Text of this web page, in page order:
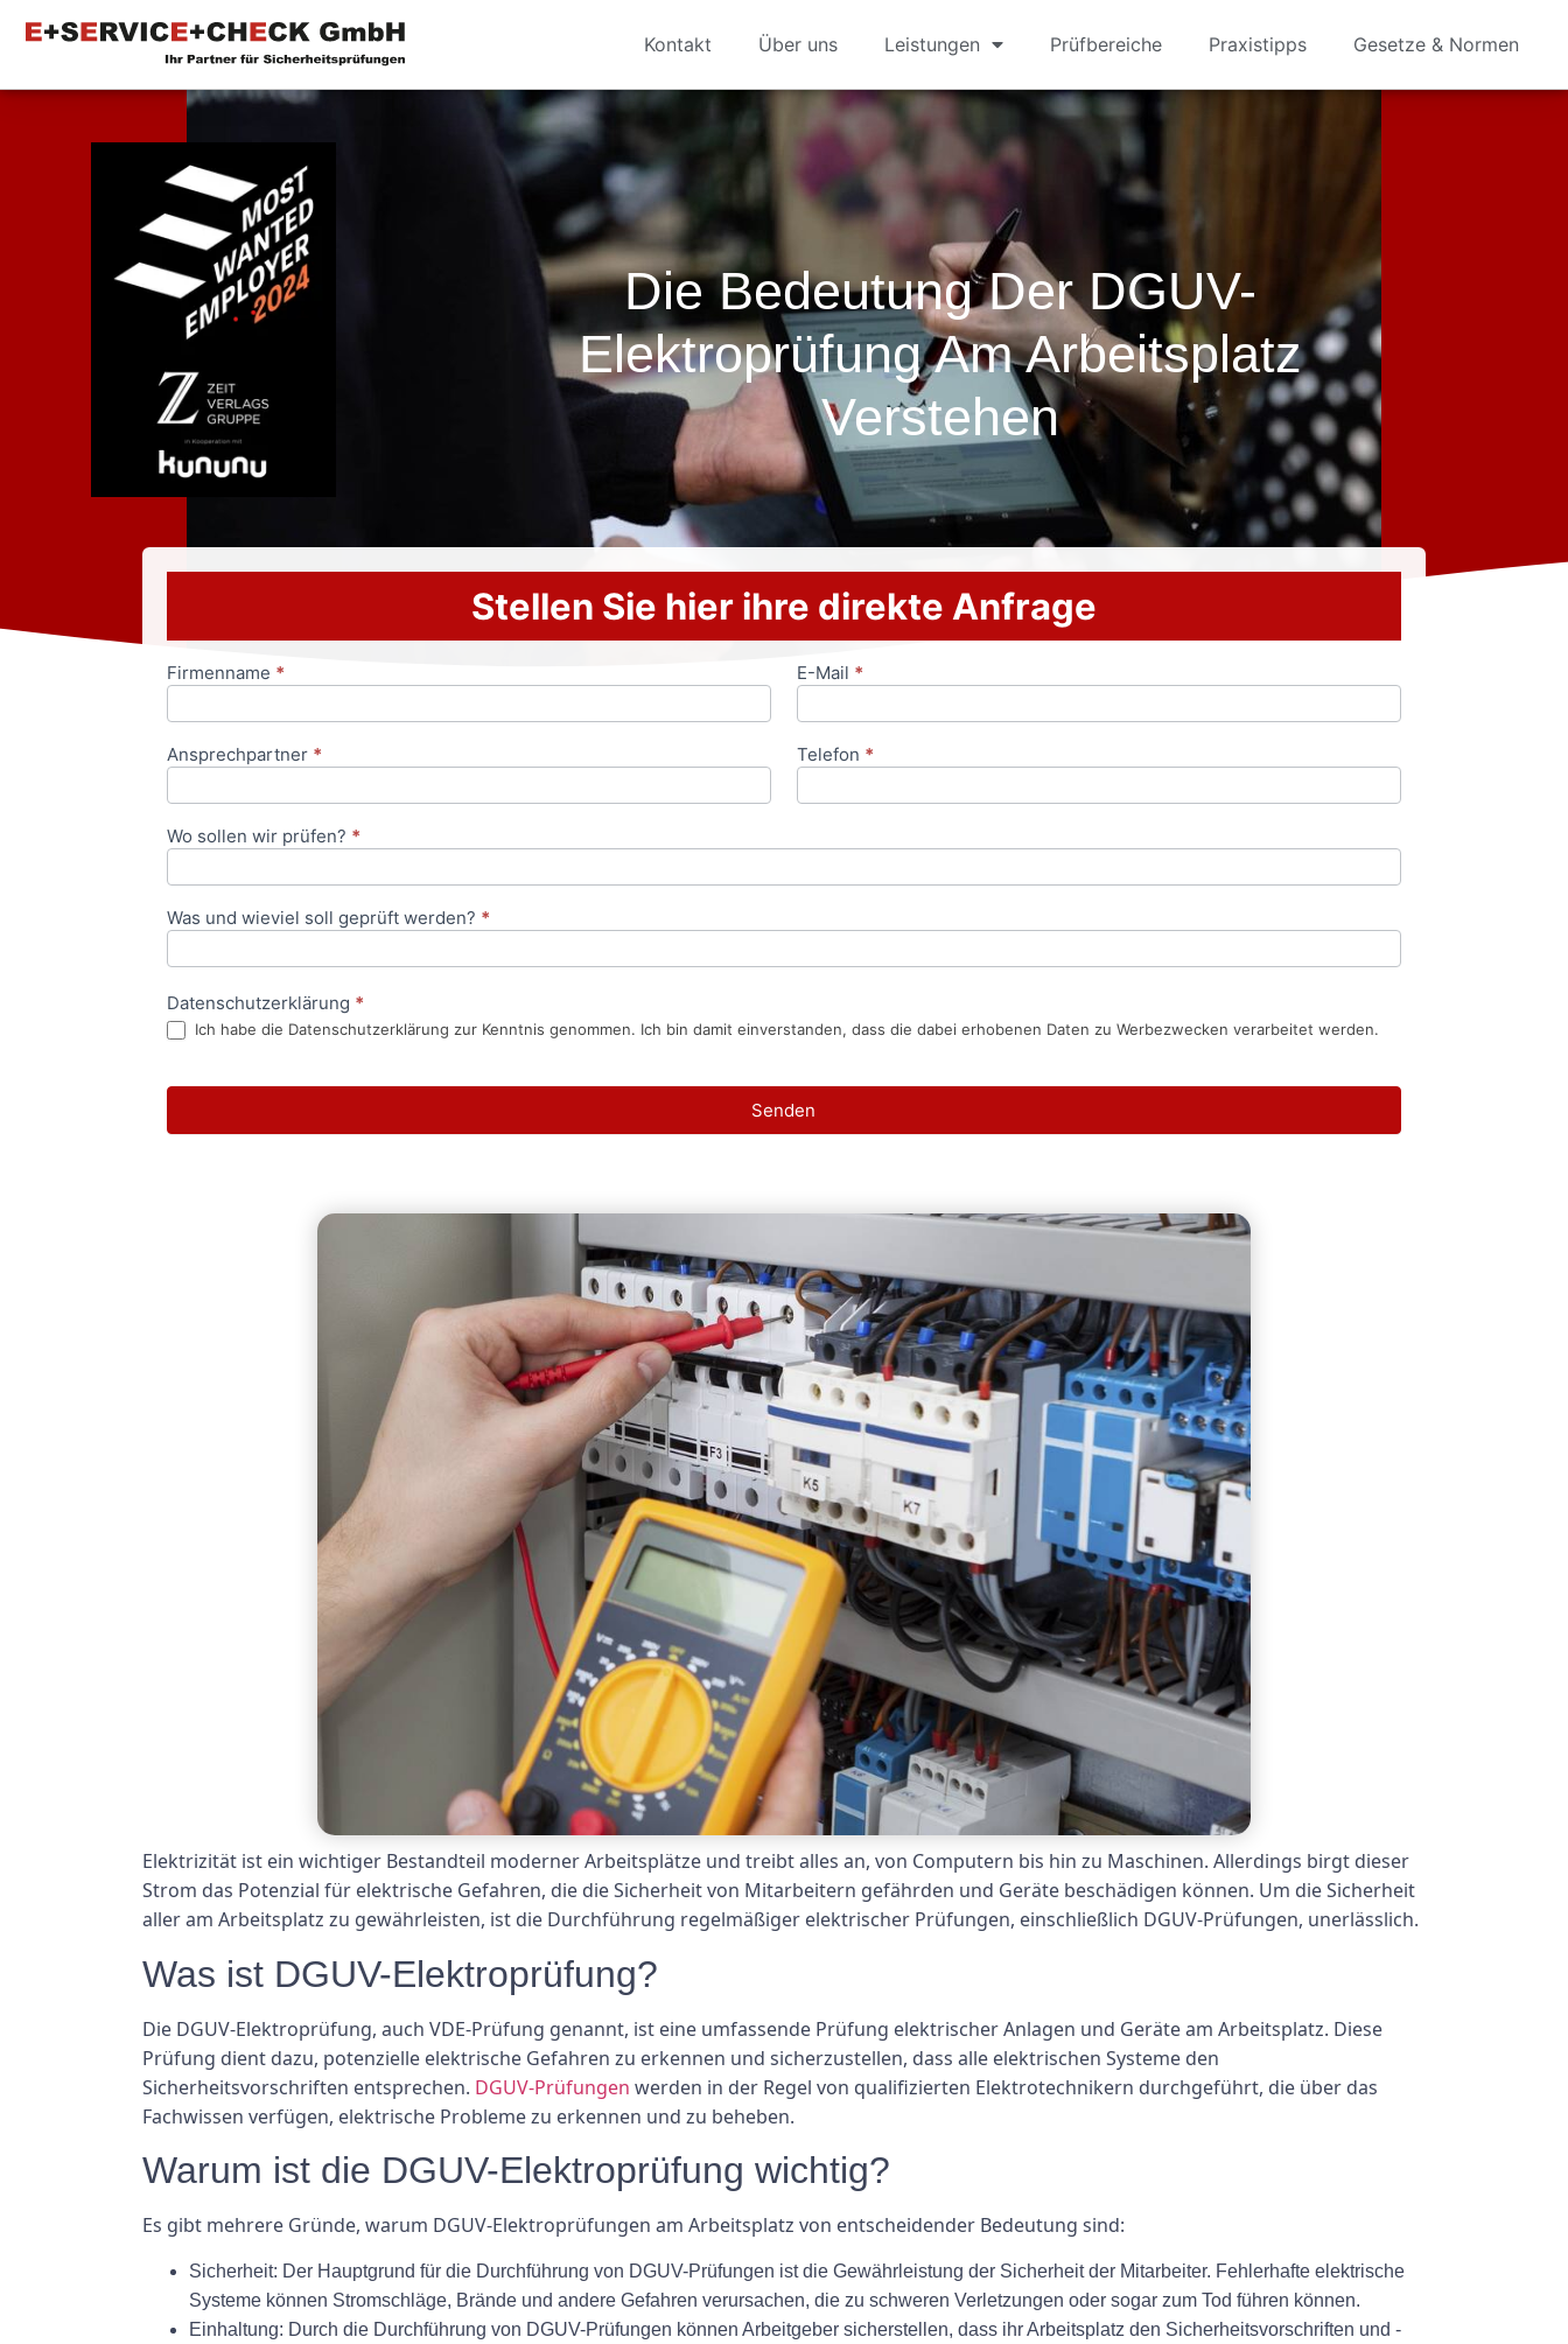
Kontakt Über uns Leistungen Prüfbereiche Praxistipps Gesetze & Normen
Die Bedeutung Der DGUV-
Elektroprüfung Am Arbeitsplatz
Verstehen
Stellen Sie hier ihre direkte Anfrage
Anfrageformular
Firmenname * E-Mail *
Ansprechpartner * Telefon *
Wo sollen wir prüfen? *
Was und wieviel soll geprüft werden? *
Datenschutzerklärung *
Ich habe die Datenschutzerklärung zur Kenntnis genommen. Ich bin damit einverstanden, dass die dabei erhobenen Daten zu Werbezwecken verarbeitet werden.
Senden
Elektrizität ist ein wichtiger Bestandteil moderner Arbeitsplätze und treibt alles an, von Computern bis hin zu Maschinen. Allerdings birgt dieser
Strom das Potenzial für elektrische Gefahren, die die Sicherheit von Mitarbeitern gefährden und Geräte beschädigen können. Um die Sicherheit
aller am Arbeitsplatz zu gewährleisten, ist die Durchführung regelmäßiger elektrischer Prüfungen, einschließlich DGUV-Prüfungen, unerlässlich.
Was ist DGUV-Elektroprüfung?
Die DGUV-Elektroprüfung, auch VDE-Prüfung genannt, ist eine umfassende Prüfung elektrischer Anlagen und Geräte am Arbeitsplatz. Diese
Prüfung dient dazu, potenzielle elektrische Gefahren zu erkennen und sicherzustellen, dass alle elektrischen Systeme den
Sicherheitsvorschriften entsprechen. DGUV-Prüfungen werden in der Regel von qualifizierten Elektrotechnikern durchgeführt, die über das
Fachwissen verfügen, elektrische Probleme zu erkennen und zu beheben.
Warum ist die DGUV-Elektroprüfung wichtig?
Es gibt mehrere Gründe, warum DGUV-Elektroprüfungen am Arbeitsplatz von entscheidender Bedeutung sind:
Sicherheit: Der Hauptgrund für die Durchführung von DGUV-Prüfungen ist die Gewährleistung der Sicherheit der Mitarbeiter. Fehlerhafte elektrische
Systeme können Stromschläge, Brände und andere Gefahren verursachen, die zu schweren Verletzungen oder sogar zum Tod führen können.
Einhaltung: Durch die Durchführung von DGUV-Prüfungen können Arbeitgeber sicherstellen, dass ihr Arbeitsplatz den Sicherheitsvorschriften und -